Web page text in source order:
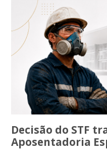
Decisão do STF
Aposentadoria